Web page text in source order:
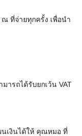
ที่จ่ายทุกครั้ง เพื่อนำ
รถได้รับยกเว้น VAT
นเงินได้ให้ คุณหมอ ที่